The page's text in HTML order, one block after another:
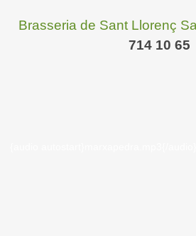
Brasseria de Sant Llorenç
714 10 65